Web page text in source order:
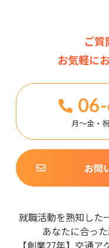
ご質
お気軽に
月～金・
お問
就職活動を熟知した
あなたに合っ